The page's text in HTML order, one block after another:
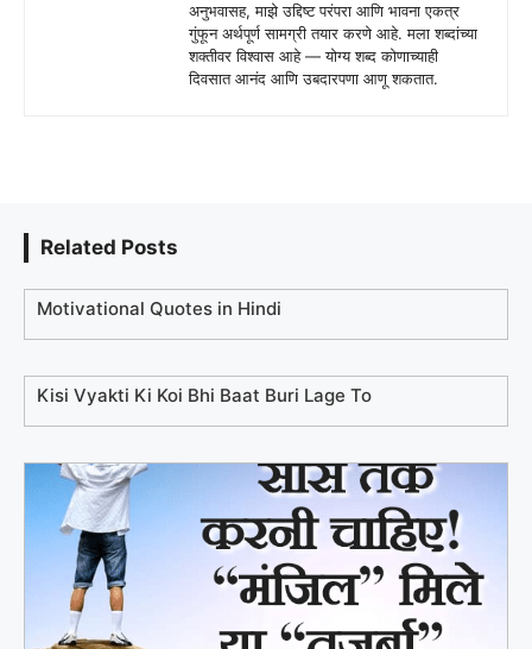
अनुभवासह, माझे उद्दिष्ट परंपरा आणि भावना एकत्र
गुंफून अर्थपूर्ण सामग्री तयार करणे आहे. मला शब्दांच्या
शक्तीवर विश्वास आहे — योग्य शब्द कोणाच्याही
दिवसात आनंद आणि उबदारपणा आणू शकतात.
Related Posts
Motivational Quotes in Hindi
Kisi Vyakti Ki Koi Bhi Baat Buri Lage To